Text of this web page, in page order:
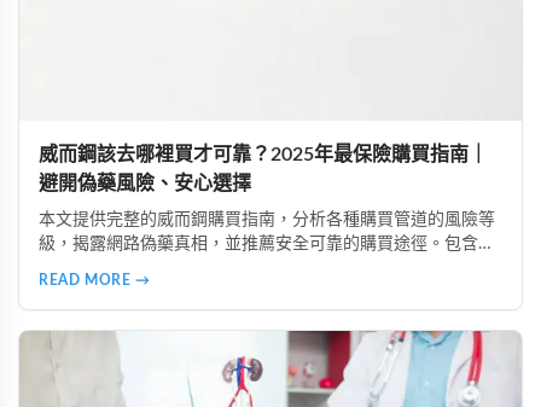
威而鋼該去哪裡買才可靠？2025年最保險購買指南｜
避開偽藥風險、安心選擇
本文提供完整的威而鋼購買指南，分析各種購買管道的風險等
級，揭露網路偽藥真相，並推薦安全可靠的購買途徑。包含真
READ MORE →